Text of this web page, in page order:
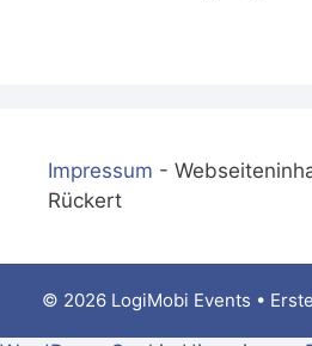
Impressum -
Rückert
© 2026 LogiMobi Events •